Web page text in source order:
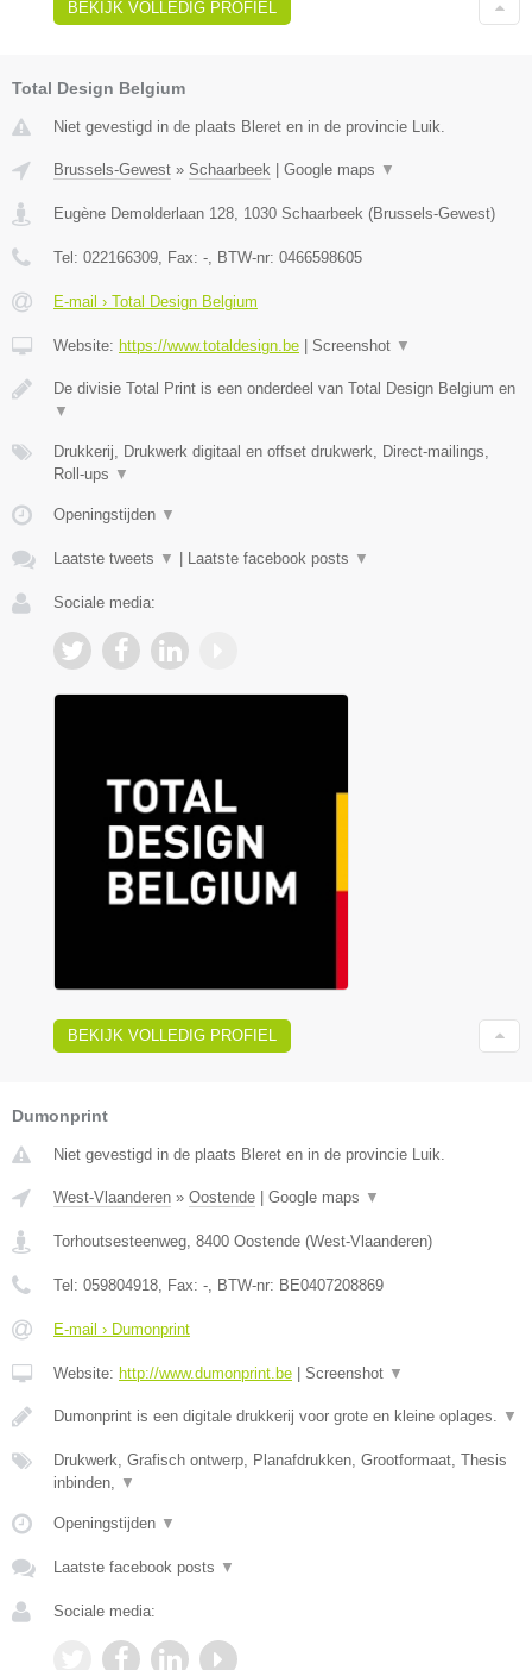
BEKIJK VOLLEDIG PROFIEL
Total Design Belgium
Niet gevestigd in de plaats Bleret en in de provincie Luik.
Brussels-Gewest » Schaarbeek Google maps ▼
Eugène Demolderlaan 128 1030 Schaarbeek (Brussels-Gewest)
Tel: 022166309 , Fax: - , BTW-nr: 0466598605
E-mail › Total Design Belgium
Website: https://www.totaldesign.be Screenshot ▼
De divisie Total Print is een onderdeel van Total Design Belgium en
▼
Drukkerij, Drukwerk digitaal en offset drukwerk, Direct-mailings,
Roll-ups ▼
Openingstijden ▼
Laatste tweets ▼ Laatste facebook posts ▼
Sociale media:
BEKIJK VOLLEDIG PROFIEL
Dumonprint
Niet gevestigd in de plaats Bleret en in de provincie Luik.
West-Vlaanderen » Oostende Google maps ▼
Torhoutsesteenweg 8400 Oostende (West-Vlaanderen)
Tel: 059804918 , Fax: - , BTW-nr: BE0407208869
E-mail › Dumonprint
Website: http://www.dumonprint.be Screenshot ▼
Dumonprint is een digitale drukkerij voor grote en kleine oplages. ▼
Drukwerk, Grafisch ontwerp, Planafdrukken, Grootformaat, Thesis
inbinden,
▼
Openingstijden ▼
Laatste facebook posts ▼
Sociale media: